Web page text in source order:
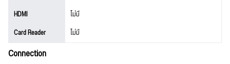
HDMI
ไม่มี
Card Reader
ไม่มี
Connection